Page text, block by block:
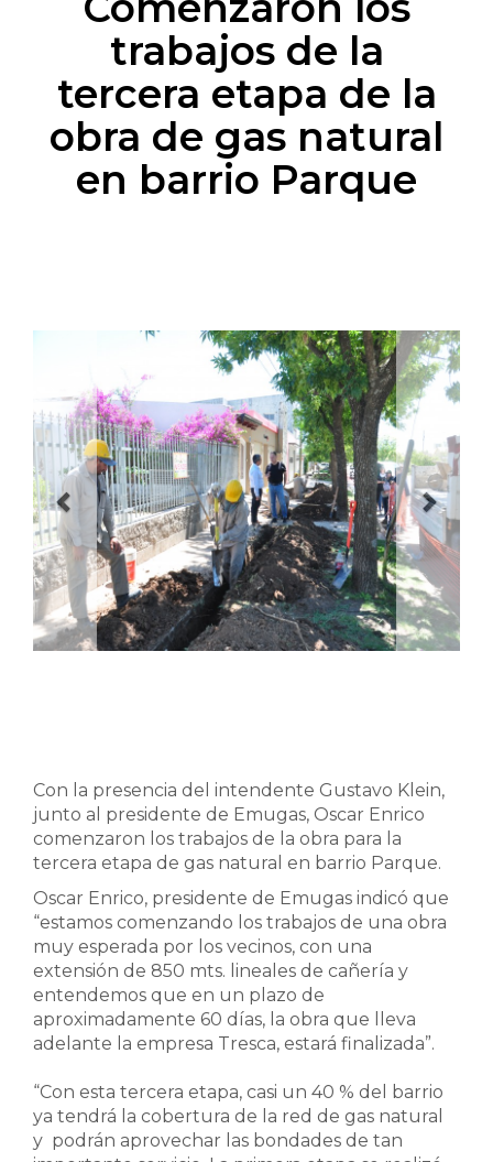
trabajos de la
tercera etapa de la
obra de gas natural
en barrio Parque
Con la presencia del intendente Gustavo Klein,
junto al presidente de Emugas, Oscar Enrico
comenzaron los trabajos de la obra para la
tercera etapa de gas natural en barrio Parque.
Oscar Enrico, presidente de Emugas indicó que
“estamos comenzando los trabajos de una obra
muy esperada por los vecinos, con una
extensión de 850 mts. lineales de cañería y
entendemos que en un plazo de
aproximadamente 60 días, la obra que lleva
adelante la empresa Tresca, estará finalizada”.
“Con esta tercera etapa, casi un 40 % del barrio
ya tendrá la cobertura de la red de gas natural
y podrán aprovechar las bondades de tan